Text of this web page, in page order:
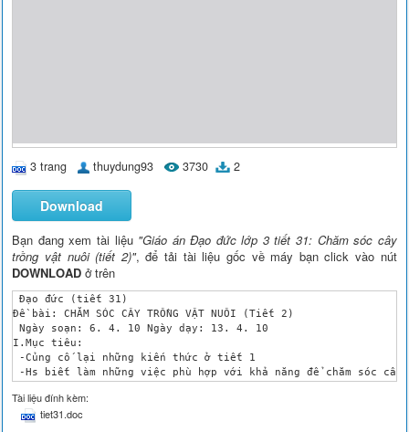
3 trang thuydung93 3730 2
Download
Bạn đang xem tài liệu "Giáo án Đạo đức lớp 3 tiết 31: Chăm sóc cây
trồng vật nuôi (tiết 2)", để tải tài liệu gốc về máy bạn click vào nút
DOWNLOAD ở trên
Đạo đức (tiết 31)
Đề bài: CHĂM SÓC CÂY TRỒNG VẬT NUÔI (Tiết 2)
Ngày soạn: 6. 4. 10 Ngày dạy: 13. 4. 10
I.Mục tiêu:
-Củng cố lại những kiến thức ở tiết 1
-Hs biết làm những việc phù hợp với khả năng để chăm sóc
II.Tài liệu và phương tiện:
-Vở bài tập đạo đức
-Tranh ảnh cây trồng, vật nuôi
Tài liệu đính kèm:
tiet31.doc